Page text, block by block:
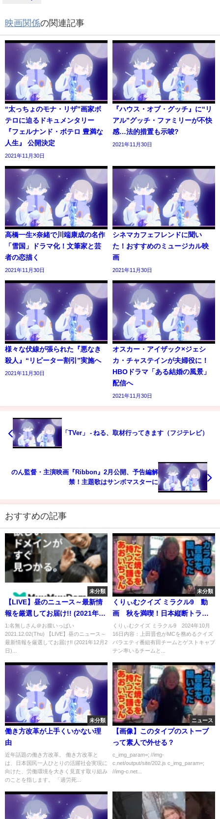
映画関係の関連記事
“太っちょのモナ・リザ”画家ボ
テロに迫るドキュメンタリー
『フェルナンド・ボテロ 豊満な
人生』 公開決定
2021年11月30日
『ハウス・オブ・グッチ』に“リ
アル”グッチ・ファミリーが不快
感…法的措置も示唆?
2021年11月30日
高橋一生×奈緒で川端康成の名作
「雪国」ドラマ化！文筆家と芸
者の恋描く
2021年11月30日
シネマカフェフレンドに聞い
た！おすすめのミュージカル映
画
2021年11月30日
様々な伏線が張られた『悪なき
殺人』“リピーター割引”実施へ
2021年11月30日
オスカー・アイザック×ジェシ
カ・チャステインが夫婦役に！
HBOドラマ「ある結婚の風景」
配信へ
2021年11月30日
「TVer」 - ねる、取材行ってきます（フジテレビ）
のん監督・主演映画『Ribbon』2月公開、予告編解
禁！主題歌はサンボマスターに
おすすめの記事
未分類
【LIVE】昼のニュース～最新情
報を厳選してお届け!! (2021年12
月2日) ▼新型コロナ最新情報
1:名無しさん＠お腹いっぱい
2021.12.02(Thu) 【LIVE】昼のニュース～
最新情報を厳選してお届け!! (2021年12月2
日)...
未分類
くりぃむクイズ ミラクル9 動
画 秋を満喫！日本縦断トラベ
ル２時間ＳＰ 11月6日
くりぃむクイズ ミラクル9 2024年10月
16日内容：上田晋也がMCを務めるクイズ
バラエティ番組有田チームとゲストキャプ
テン率いるチームと...
未分類
働き方改革が上手くいかない理
由
近年話題の働き方改革。 働き方改革と
は、日本国民一人ひとりの活躍社会実現に
向けた、労働環境を大きく見直す取り組み
のことを指します。 「過労死...
ニュース
【画像】このタイプのストーブ
って素人で外せる？
c_img_param=; //img-
c.net/output/site/202.js c_img_param=;
//img-c.net...